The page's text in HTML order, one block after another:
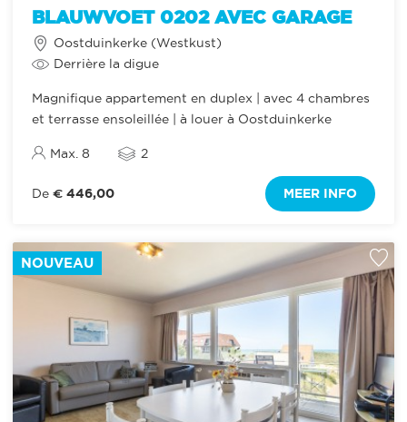
BLAUWVOET 0202 AVEC GARAGE
Oostduinkerke (Westkust)
Derrière la digue
Magnifique appartement en duplex | avec 4 chambres
et terrasse ensoleillée | à louer à Oostduinkerke
Max. 8 2
De € 446,00 MEER INFO
NOUVEAU